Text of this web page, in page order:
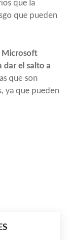
que la
que pueden
Microsoft
dar el salto a
que son
ya que pueden